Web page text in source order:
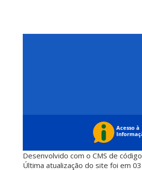
Desenvolvido com o CMS de
Última atualização do site foi em